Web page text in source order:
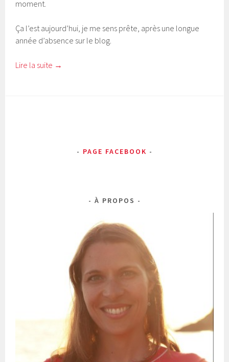
moment.
Ça l’est aujourd’hui, je me sens prête, après une longue
année d’absence sur le blog.
Lire la suite →
PAGE FACEBOOK
À PROPOS